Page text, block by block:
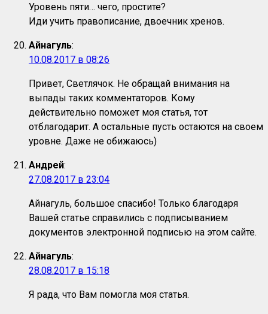
Уровень пяти… чего, простите?
Иди учить правописание, двоечник хренов.
Айнагуль:
10.08.2017 в 08:26
Привет, Светлячок. Не обращай внимания на
выпады таких комментаторов. Кому
действительно поможет моя статья, тот
отблагодарит. А остальные пусть остаются на своем
уровне. Даже не обижаюсь)
Андрей:
27.08.2017 в 23:04
Айнагуль, большое спасибо! Только благодаря
Вашей статье справились с подписыванием
документов электронной подписью на этом сайте.
Айнагуль:
28.08.2017 в 15:18
Я рада, что Вам помогла моя статья.